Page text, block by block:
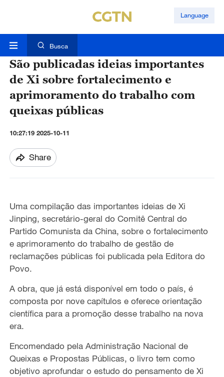
Language
Busca
São publicadas ideias importantes
de Xi sobre fortalecimento e
aprimoramento do trabalho com
queixas públicas
10:27:19 2025-10-11
Share
Uma compilação das importantes ideias de Xi
Jinping, secretário-geral do Comitê Central do
Partido Comunista da China, sobre o fortalecimento
e aprimoramento do trabalho de gestão de
reclamações públicas foi publicada pela Editora do
Povo.
A obra, que já está disponível em todo o país, é
composta por nove capítulos e oferece orientação
científica para a promoção desse trabalho na nova
era.
Encomendado pela Administração Nacional de
Queixas e Propostas Públicas, o livro tem como
objetivo aprofundar o estudo do pensamento de Xi